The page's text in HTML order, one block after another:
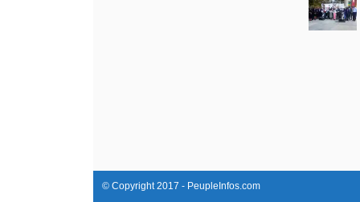
© Copyright 2017 - PeupleInfos.com